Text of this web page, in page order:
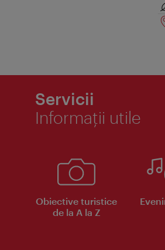
Servicii
Informaţii utile
Obiective turistice
de la A la Z